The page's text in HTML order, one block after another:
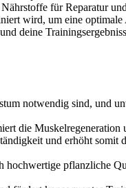
für Reparatur
wird, um eine optimale
und deine
notwendig sind, und
die Muskelregeneration
und erhöht somit
hochwertige pflanzliche